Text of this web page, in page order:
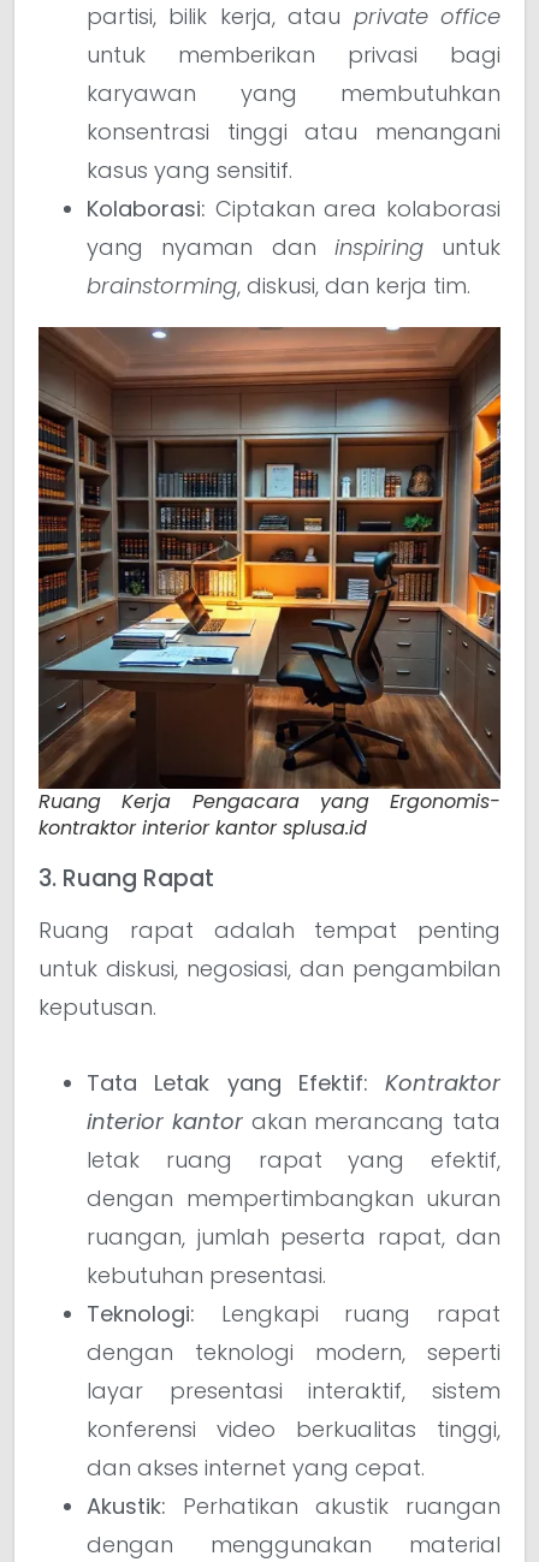
partisi, bilik kerja, atau private office
untuk memberikan privasi bagi
karyawan yang membutuhkan
konsentrasi tinggi atau menangani
kasus yang sensitif.
Kolaborasi: Ciptakan area kolaborasi
yang nyaman dan inspiringuntuk
brainstorming, diskusi, dan kerja tim.
Ruang Kerja Pengacara yang Ergonomis-
kontraktor interior kantor splusa.id
3. Ruang Rapat
Ruang rapat adalah tempat penting
untuk diskusi, negosiasi, dan pengambilan
keputusan.
Tata Letak yang Efektif: Kontraktor
interior kantorakan merancang tata
letak ruang rapat yang efektif,
dengan mempertimbangkan ukuran
ruangan, jumlah peserta rapat, dan
kebutuhan presentasi.
Teknologi: Lengkapi ruang rapat
dengan teknologi modern, seperti
layar presentasi interaktif, sistem
konferensi video berkualitas tinggi,
dan akses internet yang cepat.
Akustik: Perhatikan akustik ruangan
dengan menggunakan material